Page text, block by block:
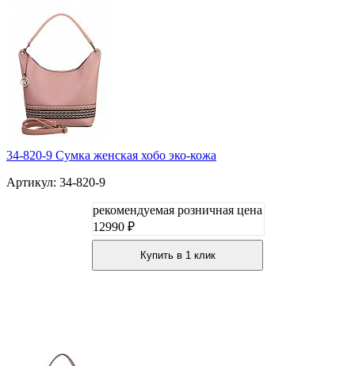
34-820-9 Сумка женская хобо эко-кожа
Артикул: 34-820-9
рекомендуемая розничная цена
12990 ₽
Купить в 1 клик